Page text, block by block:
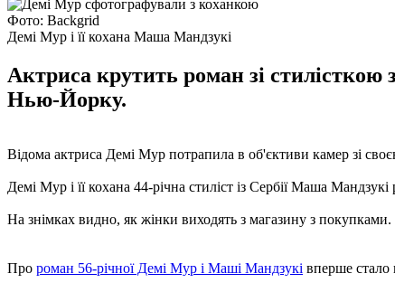
Фото: Backgrid
Демі Мур і її кохана Маша Мандзукі
Актриса крутить роман зі стилісткою
Нью-Йорку.
Відома актриса Демі Мур потрапила в об'єктиви камер зі
Демі Мур і її кохана 44-річна стиліст із Сербії Маша
На знімках видно, як жінки виходять з магазину з
Про роман 56-річної Демі Мур і Маші Мандзукі вперше стало